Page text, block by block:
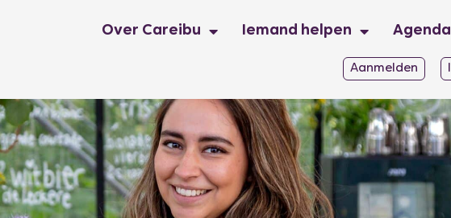
Over Careibu Iemand helpen Agenda
Aanmelden